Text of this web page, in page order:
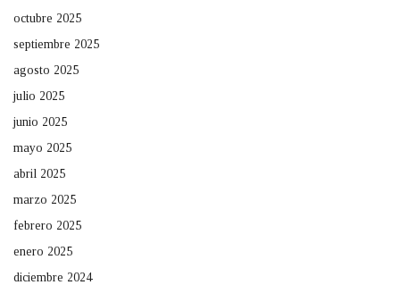
octubre 2025
septiembre 2025
agosto 2025
julio 2025
junio 2025
mayo 2025
abril 2025
marzo 2025
febrero 2025
enero 2025
diciembre 2024